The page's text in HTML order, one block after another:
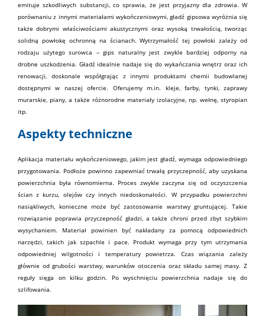
emituje szkodliwych substancji, co sprawia, że jest przyjazny dla zdrowia. W
porównaniu z innymi materiałami wykończeniowymi, gładź gipsowa wyróżnia się
także dobrymi właściwościamiakustycznymi oraz wysoką trwałością, tworząc
solidną powłokę ochronną na ścianach. Wytrzymałość tej powłoki zależy od
rodzaju użytego surowca – gips naturalny jest zwykle bardziej odporny na
drobne uszkodzenia. Gładź idealnie nadaje się do wykańczania wnętrz oraz ich
renowacji, doskonale współgrając z innymi produktamichemii budowlanej
dostępnymi w naszej ofercie. Oferujemy m.in. kleje,farby, tynki,zaprawy
murarskie, piany, a także różnorodne materiały izolacyjne, np. wełnę, styropian
itp.
Aspekty techniczne
Aplikacja materiału wykończeniowego, jakim jest gładź, wymaga odpowiedniego
przygotowania. Podłoże powinno zapewniać trwałą przyczepność, aby uzyskana
powierzchnia była równomierna. Proces zwykle zaczyna się od oczyszczenia
ścian z kurzu, olejów czy innych niedoskonałości. W przypadku powierzchni
nasiąkliwych, konieczne może być zastosowanie warstwy gruntującej. Takie
rozwiązanie poprawia przyczepność gładzi, a także chroni przed zbyt szybkim
wysychaniem. Materiał powinien być nakładany za pomocą odpowiednich
narzędzi, takich jak szpachle i pace. Produkt wymaga przy tym utrzymania
odpowiedniej wilgotności i temperatury powietrza. Czas wiązania zależy
głównie od grubości warstwy, warunków otoczenia oraz składu samej masy. Z
reguły sięga on kilku godzin. Po wyschnięciu powierzchnia nadaje się do
szlifowania.